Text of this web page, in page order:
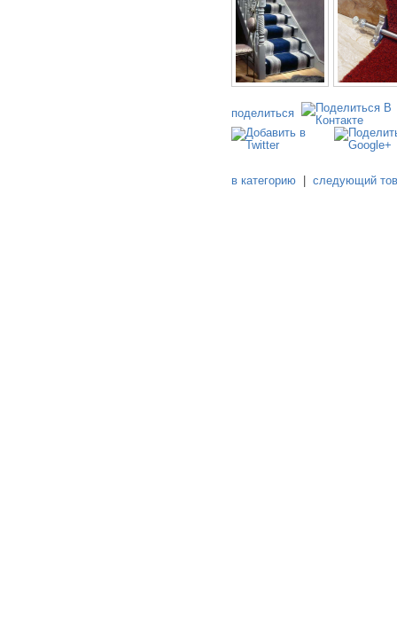
поделиться
в категорию |следующий